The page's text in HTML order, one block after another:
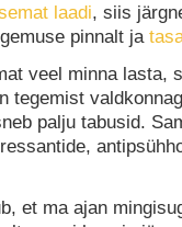
laadi, siis
pinnalt ja
veel minna lasta,
tegemist
palju tabusid.
et ma ajan